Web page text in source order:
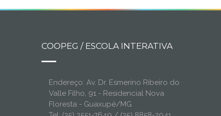
COOPEG / ESCOLA INTERATIVA
Endereço: Av. Dr. Esmerino Ribeiro do
Valle Filho, 91 - Residencial Nova
Floresta - Guaxupé/MG